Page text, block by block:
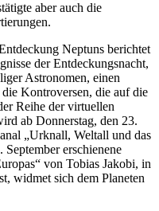
aber auch die
Neptuns berichtet
der Entdeckungsnacht,
Astronomen, einen
Kontroversen, die auf die
Reihe der virtuellen
ab Donnerstag, den 23.
„Urknall, Weltall und das
erschienene
von Tobias Jakobi, in
widmet sich dem Planeten